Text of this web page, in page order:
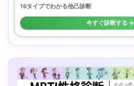
16タイプでわかる他己診断
今すぐ診断する →